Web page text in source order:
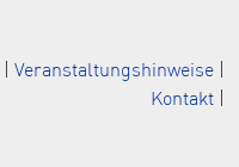
Veranstaltungshinweise
Kontakt